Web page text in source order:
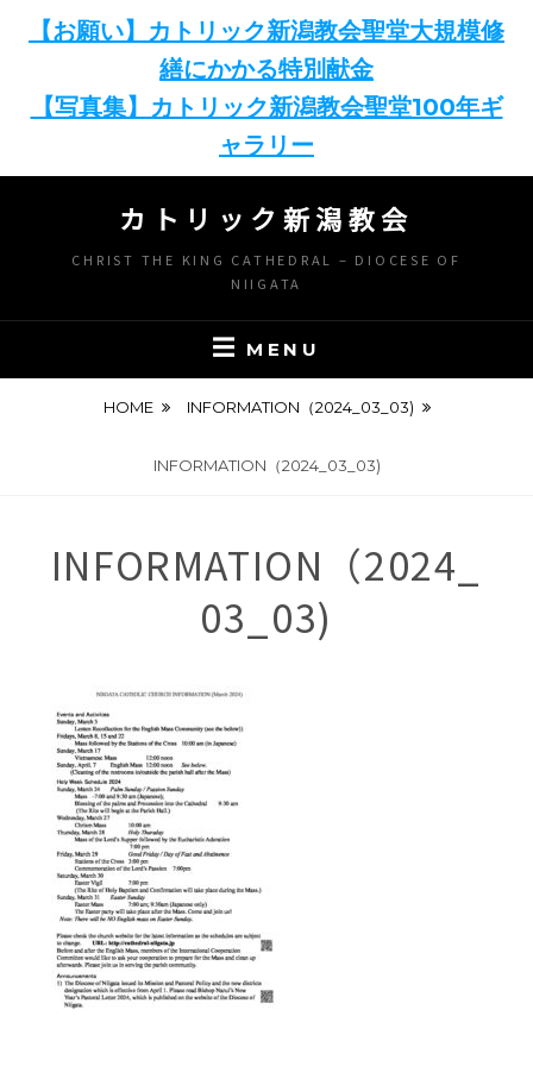
【お願い】カトリック新潟教会聖堂大規模修
繕にかかる特別献金
【写真集】カトリック新潟教会聖堂100年ギ
ャラリー
content
カトリック新潟教会
CHRIST THE KING CATHEDRAL – DIOCESE OF
NIIGATA
MENU
HOME INFORMATION（2024_03_03)
INFORMATION（2024_03_03)
INFORMATION（2024_
03_03)